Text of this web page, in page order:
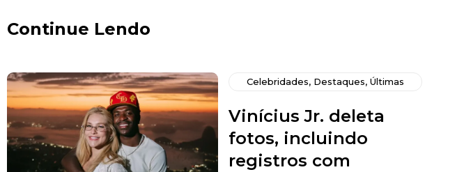
Continue Lendo
Celebridades, Destaques, Últimas
Vinícius Jr. deleta
fotos, incluindo
registros com